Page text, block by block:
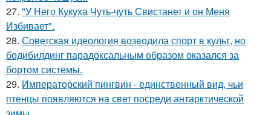
27. "У Него Кукуха Чуть-чуть Свистанет и он Меня
Избивает".
28. Советская идеология возводила спорт в культ, но
бодибилдинг парадоксальным образом оказался за
бортом системы.
29. Императорский пингвин - единственный вид, чьи
птенцы появляются на свет посреди антарктической